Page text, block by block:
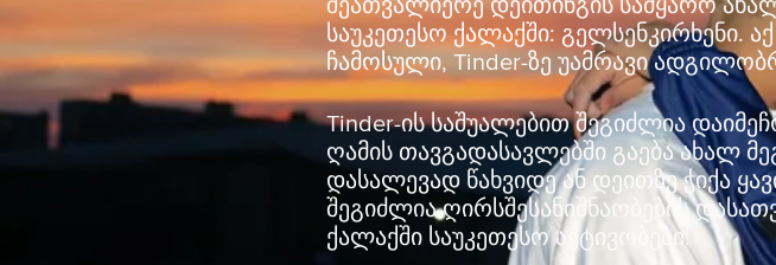
შეათვალიერე დეითინგის სამყარო
საუკეთესო ქალაქში:
ჩამოსული, Tinder-ზე უამრავი
Tinder-ის საშუალებით შეგიძლია
ღამის თავგადასავლებში გაება ახალ
დასალევად წახვიდე ან დეითზე ჭიქა
შეგიძლია ღირსშესანიშნაობების
ქალაქში საუკეთესო აქტივობები.